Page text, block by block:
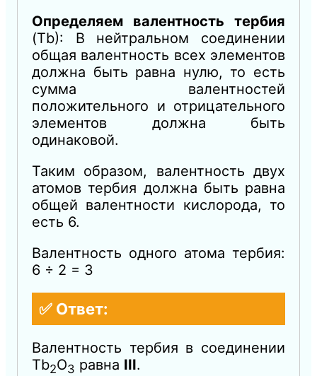
Определяем валентность тербия
(Tb): В нейтральном соединении
общая валентность всех элементов
должна быть равна нулю, то есть
сумма валентностей
положительного и отрицательного
элементов должна быть
одинаковой.
Таким образом, валентность двух
атомов тербия должна быть равна
общей валентности кислорода, то
есть 6.
Валентность одного атома тербия:
6 ÷ 2 = 3
✅ Ответ:
Валентность тербия в соединении
Tb2​O3 ​ равна III.